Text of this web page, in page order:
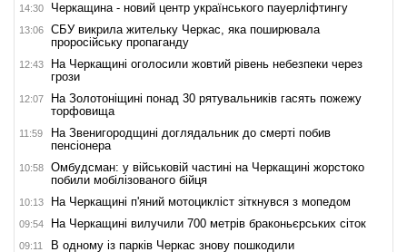
14:30 Черкащина - новий центр українського пауерліфтингу
13:06
СБУ викрила жительку Черкас, яка поширювала
проросійську пропаганду
12:43
На Черкащині оголосили жовтий рівень небезпеки через
грози
12:07
На Золотоніщині понад 30 рятувальників гасять пожежу
торфовища
11:59
На Звенигородщині доглядальник до смерті побив
пенсіонера
10:58
Омбудсман: у військовій частині на Черкащині жорстоко
побили мобілізованого бійця
10:13 На Черкащині п'яний мотоцикліст зіткнувся з мопедом
09:54 На Черкащині вилучили 700 метрів браконьєрських сіток
09:11
В одному із парків Черкас знову пошкодили